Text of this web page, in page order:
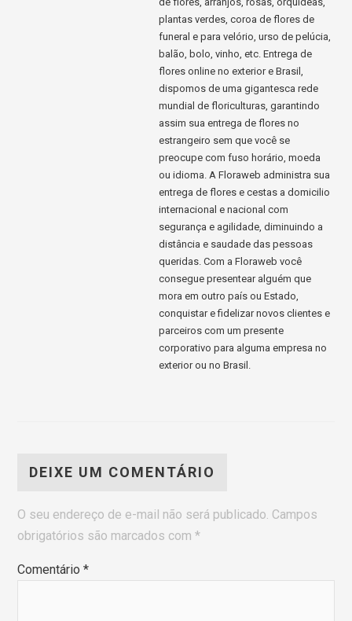
plantas verdes, coroa de flores de
funeral e para velório, urso de pelúcia,
balão, bolo, vinho, etc. Entrega de
flores online no exterior e Brasil,
dispomos de uma gigantesca rede
mundial de floriculturas, garantindo
assim sua entrega de flores no
estrangeiro sem que você se
preocupe com fuso horário, moeda
ou idioma. A Floraweb administra sua
entrega de flores e cestas a domicilio
internacional e nacional com
segurança e agilidade, diminuindo a
distância e saudade das pessoas
queridas. Com a Floraweb você
consegue presentear alguém que
mora em outro país ou Estado,
conquistar e fidelizar novos clientes e
parceiros com um presente
corporativo para alguma empresa no
exterior ou no Brasil.
DEIXE UM COMENTÁRIO
O seu endereço de e-mail não será publicado. Campos
obrigatórios são marcados com*
Comentário*